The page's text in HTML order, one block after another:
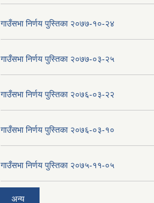
गाउँसभा निर्णय पुस्तिका २०७७-१०-२४
गाउँसभा निर्णय पुस्तिका २०७७-०३-२५
गाउँसभा निर्णय पुस्तिका २०७६-०३-२२
गाउँसभा निर्णय पुस्तिका २०७६-०३-१०
गाउँसभा निर्णय पुस्तिका २०७५-११-०५
अन्य